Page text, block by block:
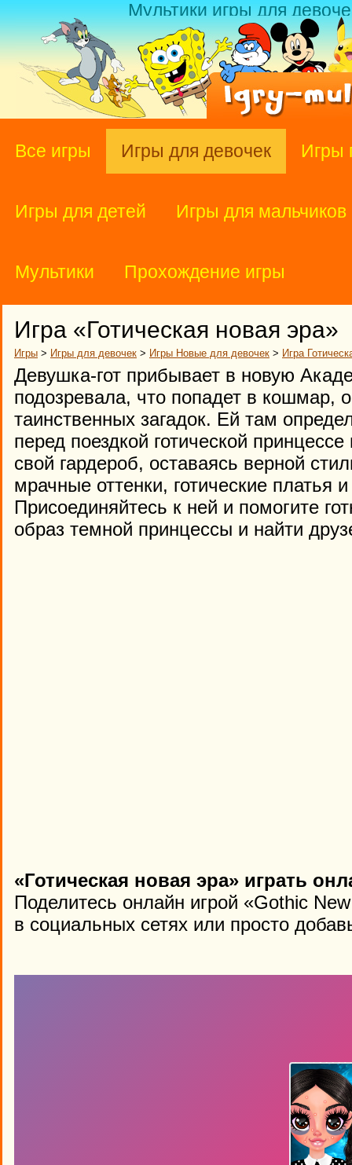
Мультики игры для
Все игры Игры для девочек Игры
Игры для детей Игры для мальчиков
Мультики Прохождение игры
Игра «Готическая новая эра»
Игры > Игры для девочек > Игры Новые для девочек > Игра
Девушка-гот прибывает в новую
подозревала, что попадет в кошмар,
таинственных загадок. Ей там
перед поездкой готической
свой гардероб, оставаясь верной
мрачные оттенки, готические платья
Присоединяйтесь к ней и помогите
образ темной принцессы и найти
«Готическая новая эра» играть
Поделитесь онлайн игрой «Gothic
в социальных сетях или просто